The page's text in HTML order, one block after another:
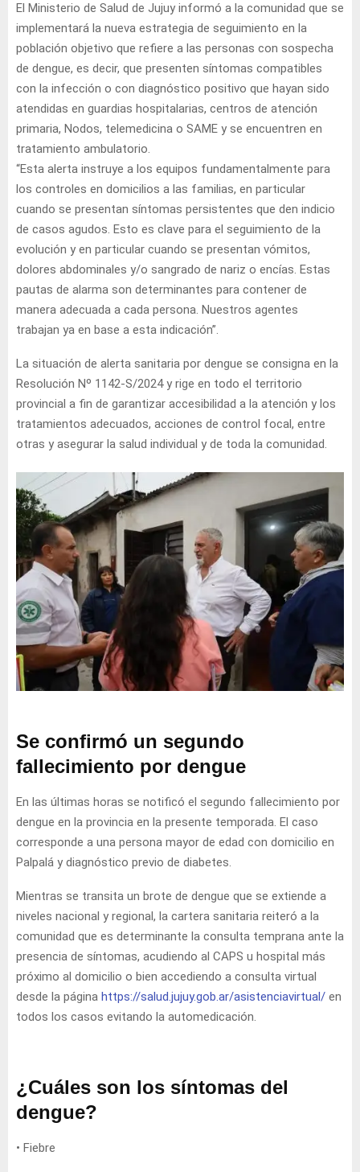
El Ministerio de Salud de Jujuy informó a la comunidad que se
implementará la nueva estrategia de seguimiento en la
población objetivo que refiere a las personas con sospecha
de dengue, es decir, que presenten síntomas compatibles
con la infección o con diagnóstico positivo que hayan sido
atendidas en guardias hospitalarias, centros de atención
primaria, Nodos, telemedicina o SAME y se encuentren en
tratamiento ambulatorio.
“Esta alerta instruye a los equipos fundamentalmente para
los controles en domicilios a las familias, en particular
cuando se presentan síntomas persistentes que den indicio
de casos agudos. Esto es clave para el seguimiento de la
evolución y en particular cuando se presentan vómitos,
dolores abdominales y/o sangrado de nariz o encías. Estas
pautas de alarma son determinantes para contener de
manera adecuada a cada persona. Nuestros agentes
trabajan ya en base a esta indicación”.
La situación de alerta sanitaria por dengue se consigna en la
Resolución Nº 1142-S/2024 y rige en todo el territorio
provincial a fin de garantizar accesibilidad a la atención y los
tratamientos adecuados, acciones de control focal, entre
otras y asegurar la salud individual y de toda la comunidad.
Se confirmó un segundo
fallecimiento por dengue
En las últimas horas se notificó el segundo fallecimiento por
dengue en la provincia en la presente temporada. El caso
corresponde a una persona mayor de edad con domicilio en
Palpalá y diagnóstico previo de diabetes.
Mientras se transita un brote de dengue que se extiende a
niveles nacional y regional, la cartera sanitaria reiteró a la
comunidad que es determinante la consulta temprana ante la
presencia de síntomas, acudiendo al CAPS u hospital más
próximo al domicilio o bien accediendo a consulta virtual
desde la página https://salud.jujuy.gob.ar/asistenciavirtual/ en
todos los casos evitando la automedicación.
¿Cuáles son los síntomas del
dengue?
• Fiebre